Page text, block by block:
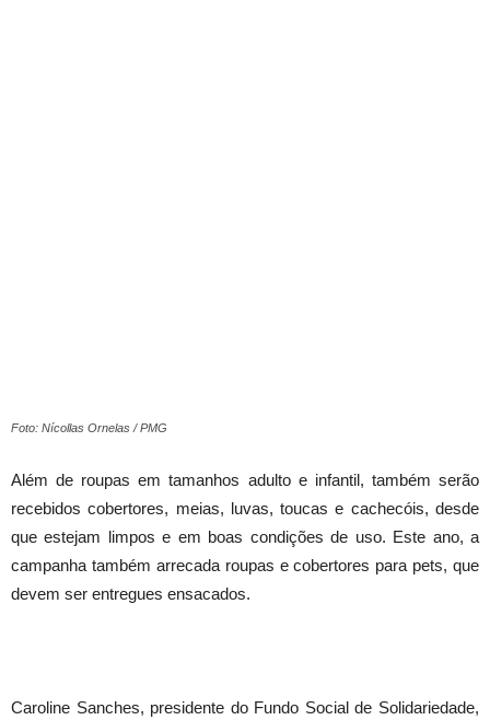
Foto: Nícollas Ornelas / PMG
Além de roupas em tamanhos adulto e infantil, também serão
recebidos cobertores, meias, luvas, toucas e cachecóis, desde
que estejam limpos e em boas condições de uso. Este ano, a
campanha também arrecada roupas e cobertores para pets, que
devem ser entregues ensacados.
Caroline Sanches, presidente do Fundo Social de Solidariedade,